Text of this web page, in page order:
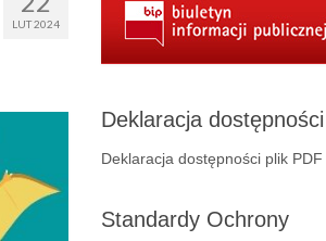
LUT 2024
Deklaracja dostępności
Deklaracja dostępności plik PDF
Standardy Ochrony